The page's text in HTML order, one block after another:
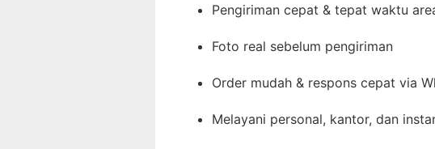
Pengiriman cepat & tepat waktu
Foto real sebelum pengiriman
Order mudah & respons cepat via
Melayani personal, kantor, dan